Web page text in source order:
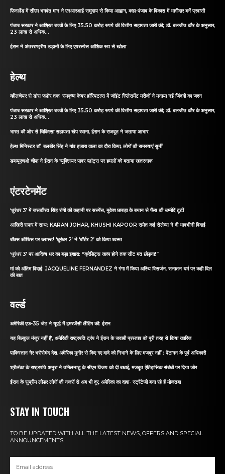
फिनलैंड में सीएम भगवंत मान ने एनआरआई समुदाय से किया आह्वान, कहा-पंजाब के विकास में भागीदार बनें प्रवासी
पंजाब सरकार ने आश्रित बच्चों के लिए 35.50 करोड़ रुपये की वित्तीय सहायता जारी की; डॉ. बलजीत कौर के अनुसार,
23 लाख से अधिक...
ईरान ने अंतरराष्ट्रीय उड़ानों के लिए एयरस्पेस आंशिक रूप से खोला
हेल्थ
व्हीलचेयर से डांस फ्लोर तक: रामकृष्ण केयर हॉस्पिटल्स में जॉइंट रिप्लेसमेंट मरीजों ने मनाया नई जिंदगी का जश्न
पंजाब सरकार ने आश्रित बच्चों के लिए 35.50 करोड़ रुपये की वित्तीय सहायता जारी की; डॉ. बलजीत कौर के अनुसार,
23 लाख से अधिक...
भारत की ओर से चिकित्सा सहायता खेप रवाना, ईरान के राजदूत ने जताया आभार
हेल्थ मिनिस्टर डॉ. बलबीर सिंह ने गांव हजारा वाला का दौरा किया, लोगों की समस्याएं सुनीं
डब्ल्यूएचओ चीफ ने ईरान के न्यूक्लियर पावर प्लांट्स पर हमलों को बताया खतरनाक
एंटरटेनमेंट
‘धुरंधर 3’ में जसकीरत सिंह रांगी की कहानी पर सस्पेंस, मुकेश छाबड़ा के बयान से फैंस की उम्मीदें टूटीं
आखिरी सफर में साथ: KARAN JOHAR, KHUSHI KAPOOR समेत कई सेलेब्स ने दी भावभीनी विदाई
बॉक्स ऑफिस पर ब्लास्ट! ‘धुरंधर 2’ ने ‘बॉर्डर 2’ को किया ध्वस्त
‘धुरंधर 3’ पर आदित्य धर का बड़ा इशारा: “क्रेडिट्स खत्म होने तक सीट मत छोड़ना!”
मां को अंतिम विदाई: JACQUELINE FERNANDEZ ने गंगा में किया अस्थि विसर्जन, सनातन धर्म पर कही दिल
की बात
वर्ल्ड
अमेरिकी एफ-35 जेट ने यूएई में इमरजेंसी लैंडिंग की: ईरान
यह बिल्कुल मंजूर नहीं है’, अमेरिकी राष्ट्रपति ट्रंप ने ईरान के जवाबी प्रस्ताव को पूरी तरह से किया खारिज
पाकिस्तान गैर भरोसेमंद देश, अमेरिका मुनीर से किए गए वादे को निभाने के लिए मजबूर नहीं : पेंटागन के पूर्व अधिकारी
श्रीलंका के राष्ट्रपति अनुरा ने तमिलनाडु के सीएम विजय को दी बधाई, मजबूत ऐतिहासिक संबंधों पर दिया जोर
ईरान के सुप्रीम लीडर लोगों की नजरों से अब भी दूर, अमेरिका का दावा- स्ट्रैटेजी बना रहे हैं मोजतबा
STAY IN TOUCH
TO BE UPDATED WITH ALL THE LATEST NEWS, OFFERS AND SPECIAL
ANNOUNCEMENTS.